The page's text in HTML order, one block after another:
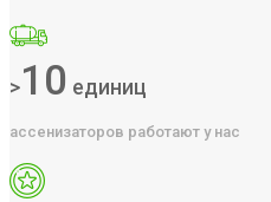
>10 единиц
ассенизаторов работают у нас